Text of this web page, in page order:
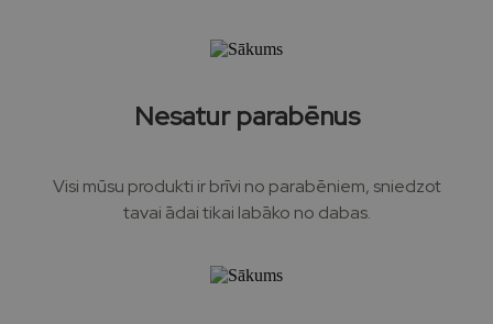
Nesatur parabēnus
Visi mūsu produkti ir brīvi no parabēniem, sniedzot
tavai ādai tikai labāko no dabas.​